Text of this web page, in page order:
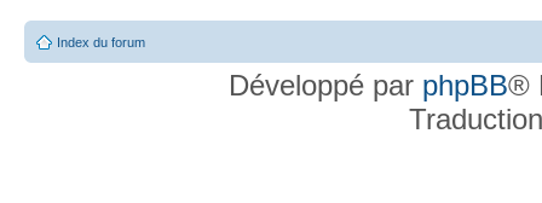
Index du forum
Développé par phpBB®